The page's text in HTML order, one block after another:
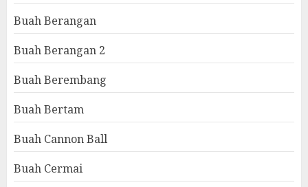
Buah Berangan
Buah Berangan 2
Buah Berembang
Buah Bertam
Buah Cannon Ball
Buah Cermai